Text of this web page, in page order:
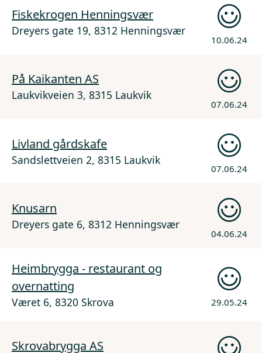
Fiskekrogen Henningsvær
Dreyers gate 19, 8312 Henningsvær
10.06.24
På Kaikanten AS
Laukvikveien 3, 8315 Laukvik
07.06.24
Livland gårdskafe
Sandslettveien 2, 8315 Laukvik
07.06.24
Knusarn
Dreyers gate 6, 8312 Henningsvær
04.06.24
Heimbrygga - restaurant og
overnatting
Været 6, 8320 Skrova 29.05.24
Skrovabrygga AS